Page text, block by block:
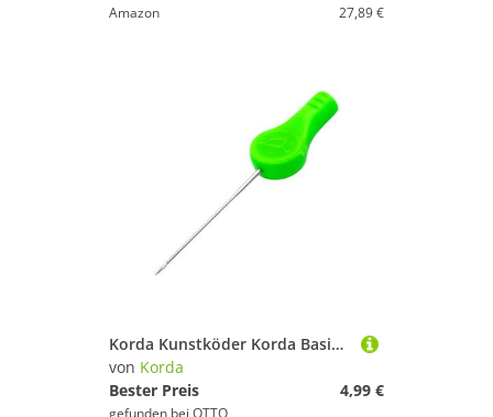
Amazon
27,89 €
Korda Kunstköder Korda Basix Baiting Needle - Ködernadel
von Korda
Bester Preis
4,99 €
gefunden bei OTTO